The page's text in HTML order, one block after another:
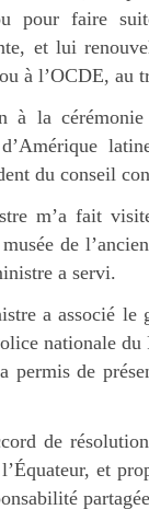
pour faire
et lui
à l’OCDE, au
à la
du conseil
m’a fait
de
a servi.
a associé le
nationale du
de
de
et